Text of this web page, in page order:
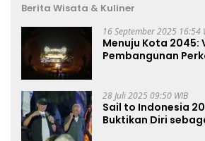
Berita Wisata & Kuliner
16 September 2025 16:54
Menuju Kota 2045:
Pembangunan
28 Juli 2025 09:50 WIB
Sail to Indonesia
Buktikan Diri